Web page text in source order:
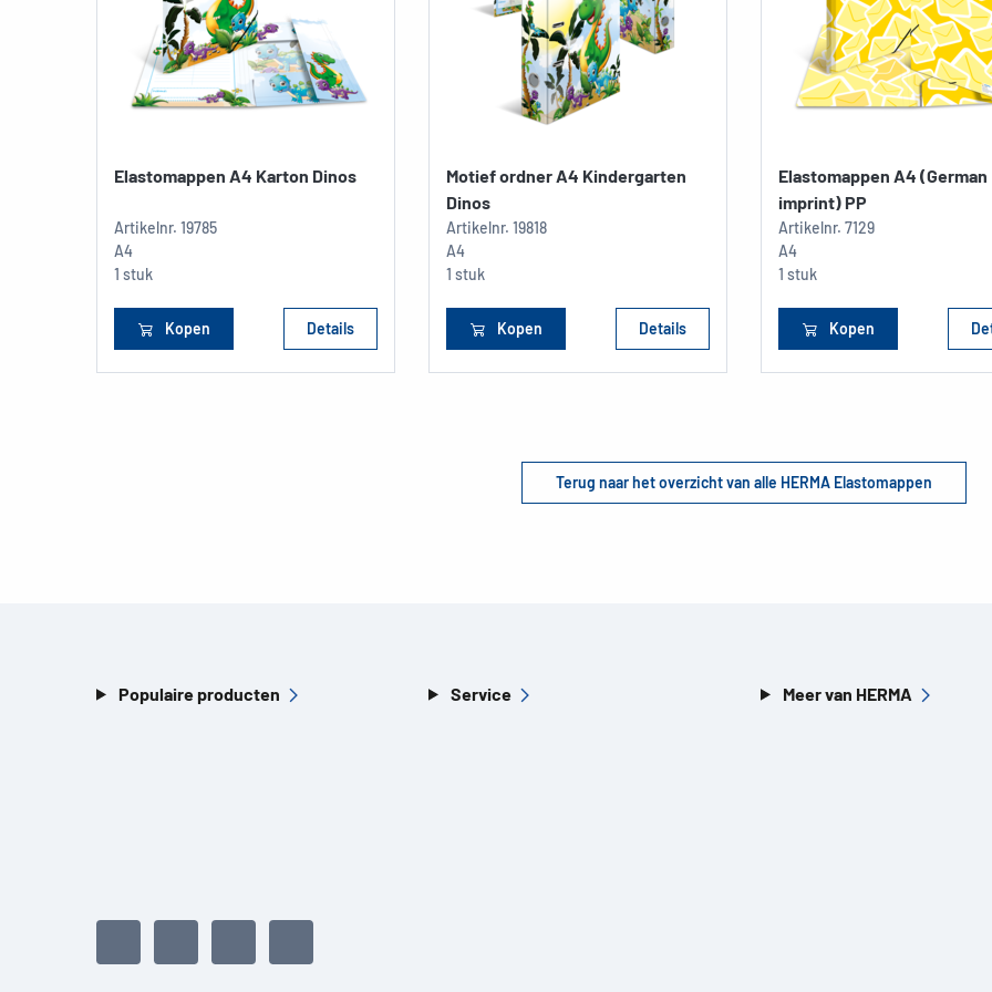
Elastomappen A4 Karton Dinos
Artikelnr. 19785
A4
1 stuk
Kopen Details
Motief ordner A4 Kindergarten
Dinos
Artikelnr. 19818
A4
1 stuk
Kopen Details
Elastomappen A4 (German
imprint) PP
Artikelnr. 7129
A4
1 stuk
Kopen
Terug naar het overzicht van alle HERMA Elastomappen
Populaire producten Service Meer van HERMA